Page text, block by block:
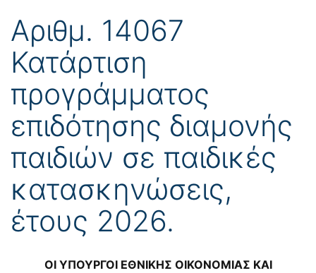
Αριθμ. 14067
Κατάρτιση
προγράμματος
επιδότησης διαμονής
παιδιών σε παιδικές
κατασκηνώσεις,
έτους 2026.
ΟΙ ΥΠΟΥΡΓΟΙ ΕΘΝΙΚΗΣ ΟΙΚΟΝΟΜΙΑΣ ΚΑΙ